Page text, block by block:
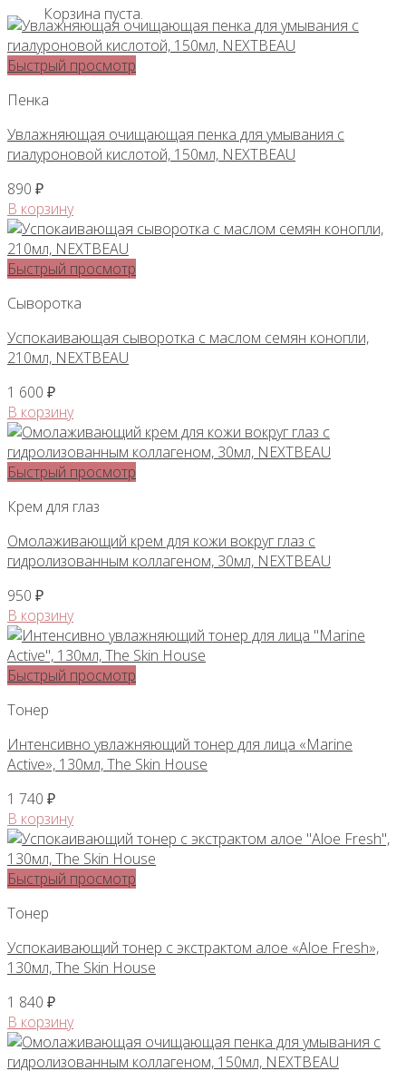
Корзина пуста.
Быстрый просмотр
Пенка
Увлажняющая очищающая пенка для умывания с
гиалуроновой кислотой, 150мл, NEXTBEAU
890 ₽
В корзину
Быстрый просмотр
Сыворотка
Успокаивающая сыворотка с маслом семян конопли,
210мл, NEXTBEAU
1 600 ₽
В корзину
Быстрый просмотр
Крем для глаз
Омолаживающий крем для кожи вокруг глаз с
гидролизованным коллагеном, 30мл, NEXTBEAU
950 ₽
В корзину
Быстрый просмотр
Тонер
Интенсивно увлажняющий тонер для лица «Marine
Active», 130мл, The Skin House
1 740 ₽
В корзину
Быстрый просмотр
Тонер
Успокаивающий тонер с экстрактом алое «Aloe Fresh»,
130мл, The Skin House
1 840 ₽
В корзину